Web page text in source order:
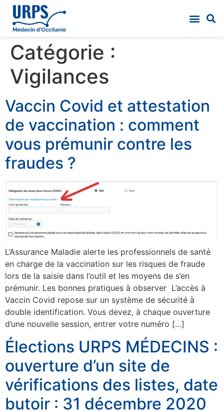
Catégorie :
Vigilances
Vaccin Covid et attestation
de vaccination : comment
vous prémunir contre les
fraudes ?
L’Assurance Maladie alerte les professionnels de santé
en charge de la vaccination sur les risques de fraude
lors de la saisie dans l’outil et les moyens de s’en
prémunir. Les bonnes pratiques à observer L’accès à
Vaccin Covid repose sur un système de sécurité à
double identification. Vous devez, à chaque ouverture
d’une nouvelle session, entrer votre numéro […]
Élections URPS MÉDECINS :
ouverture d’un site de
vérifications des listes, date
butoir : 31 décembre 2020